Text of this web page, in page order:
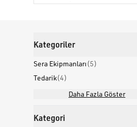
Kategoriler
Sera Ekipmanları(5)
Tedarik(4)
Daha Fazla Göster
Kategori